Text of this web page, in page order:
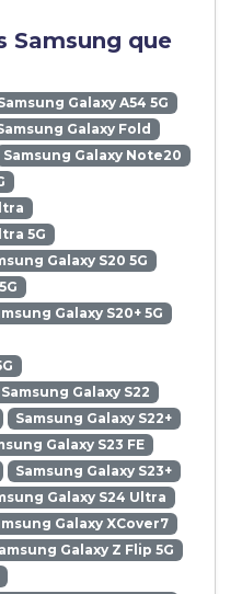
Samsung que
Galaxy A54 5G
Galaxy Fold
Samsung Galaxy Note20
5G
Galaxy S20 5G
Galaxy S20+ 5G
Samsung Galaxy S22
Samsung Galaxy S22+
Galaxy S23 FE
Samsung Galaxy S23+
Galaxy S24 Ultra
Galaxy XCover7
Galaxy Z Flip 5G